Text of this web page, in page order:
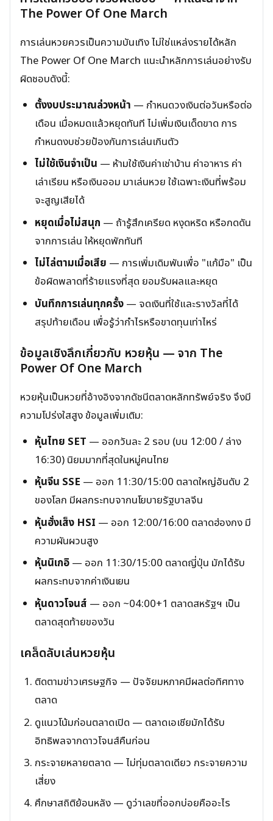
The Power Of One March
การเล่นหวยควรเป็นความบันเทิง ไม่ใช่แหล่งรายได้หลัก
The Power Of One March แนะนำหลักการเล่นอย่างรับ
ผิดชอบดังนี้:
ตั้งงบประมาณล่วงหน้า — กำหนดวงเงินต่อวันหรือต่อ
เดือน เมื่อหมดแล้วหยุดทันที ไม่เพิ่มเงินเด็ดขาด การ
กำหนดงบช่วยป้องกันการเล่นเกินตัว
ไม่ใช้เงินจำเป็น — ห้ามใช้เงินค่าเช่าบ้าน ค่าอาหาร ค่า
เล่าเรียน หรือเงินออม มาเล่นหวย ใช้เฉพาะเงินที่พร้อม
จะสูญเสียได้
หยุดเมื่อไม่สนุก — ถ้ารู้สึกเครียด หงุดหริด หรือกดดัน
จากการเล่น ให้หยุดพักทันที
ไม่ไล่ตามเมื่อเสีย — การเพิ่มเดิมพันเพื่อ "แก้มือ" เป็น
ข้อผิดพลาดที่ร้ายแรงที่สุด ยอมรับผลและหยุด
บันทึกการเล่นทุกครั้ง— จดเงินที่ใช้และรางวัลที่ได้
สรุปท้ายเดือน เพื่อรู้ว่ากำไรหรือขาดทุนเท่าไหร่
ข้อมูลเชิงลึกเกี่ยวกับ หวยหุ้น — จาก The
Power Of One March
หวยหุ้นเป็นหวยที่อ้างอิงจากดัชนีตลาดหลักทรัพย์จริง จึงมี
ความโปร่งใสสูง ข้อมูลเพิ่มเติม:
หุ้นไทย SET — ออกวันละ 2 รอบ (บน 12:00 / ล่าง
16:30) นิยมมากที่สุดในหมู่คนไทย
หุ้นจีน SSE — ออก 11:30/15:00 ตลาดใหญ่อันดับ 2
ของโลก มีผลกระทบจากนโยบายรัฐบาลจีน
หุ้นฮั่งเส็ง HSI — ออก 12:00/16:00 ตลาดฮ่องกง มี
ความผันผวนสูง
หุ้นนิเกอิ— ออก 11:30/15:00 ตลาดญี่ปุ่น มักได้รับ
ผลกระทบจากค่าเงินเยน
หุ้นดาวโจนส์ — ออก ~04:00+1 ตลาดสหรัฐฯ เป็น
ตลาดสุดท้ายของวัน
เคล็ดลับเล่นหวยหุ้น
ติดตามข่าวเศรษฐกิจ — ปัจจัยมหภาคมีผลต่อทิศทาง
ตลาด
ดูแนวโน้มก่อนตลาดเปิด — ตลาดเอเชียมักได้รับ
อิทธิพลจากดาวโจนส์คืนก่อน
กระจายหลายตลาด — ไม่ทุ่มตลาดเดียว กระจายความ
เสี่ยง
ศึกษาสถิติย้อนหลัง — ดูว่าเลขที่ออกบ่อยคืออะไร